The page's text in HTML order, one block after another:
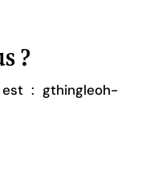
?
: gthingleoh-